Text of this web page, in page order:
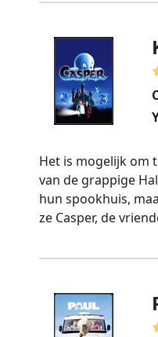
Het is mogelijk om
van de grappige
hun spookhuis,
ze Casper, de